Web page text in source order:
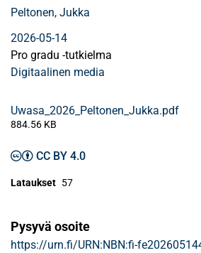
Peltonen, Jukka
2026-05-14
Pro gradu -tutkielma
Digitaalinen media
Uwasa_2026_Peltonen_Jukka.pdf
884.56 KB
CC BY 4.0
Lataukset 57
Pysyvä osoite
https://urn.fi/URN:NBN:fi-